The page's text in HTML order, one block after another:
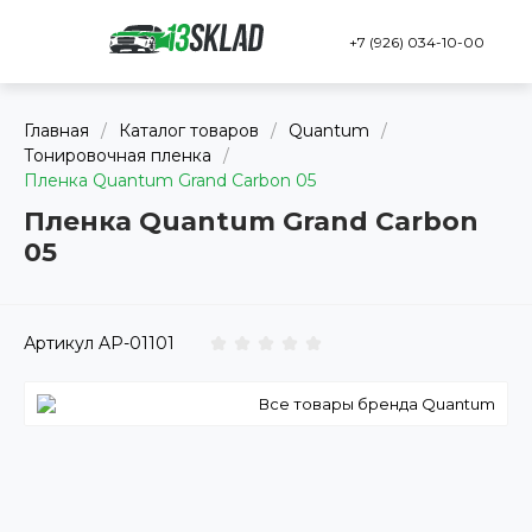
+7 (926) 034-10-00
Главная / Каталог товаров / Quantum
/
Тонировочная пленка
/
Пленка Quantum Grand Carbon 05
Пленка Quantum Grand Carbon
05
Артикул AP-01101
Все товары бренда Quantum